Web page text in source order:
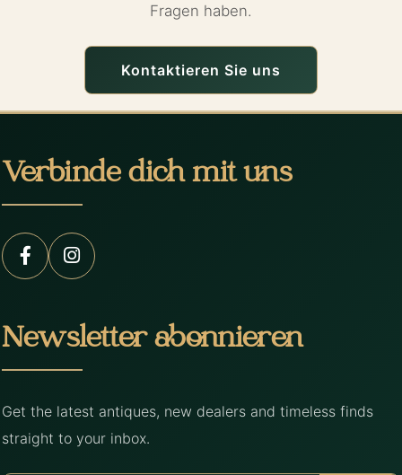
Fragen haben.
Kontaktieren Sie uns
Verbinde dich mit uns
Newsletter abonnieren
Get the latest antiques, new dealers and timeless finds
straight to your inbox.